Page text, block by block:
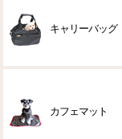
キャリーバッグ
カフェマット